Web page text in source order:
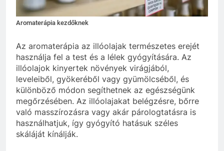
Aromaterápia kezdőknek
Az aromaterápia az illóolajak természetes erejét
használja fel a test és a lélek gyógyítására. Az
illóolajok kinyertek növények virágjából,
leveleiből, gyökeréből vagy gyümölcséből, és
különböző módon segíthetnek az egészségünk
megőrzésében. Az illóolajakat belégzésre, bőrre
való masszírozásra vagy akár párologtatásra is
használhatjuk, így gyógyító hatásuk széles
skáláját kínálják.